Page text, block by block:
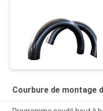
Courbure de montage